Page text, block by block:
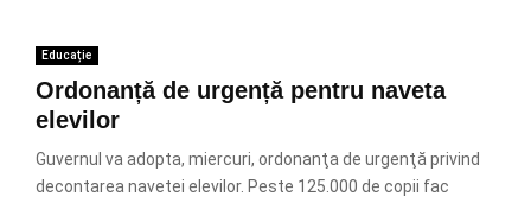
Educație
Ordonanță de urgență pentru naveta
elevilor
Guvernul va adopta, miercuri, ordonanţa de urgenţă privind
decontarea navetei elevilor. Peste 125.000 de copii fac